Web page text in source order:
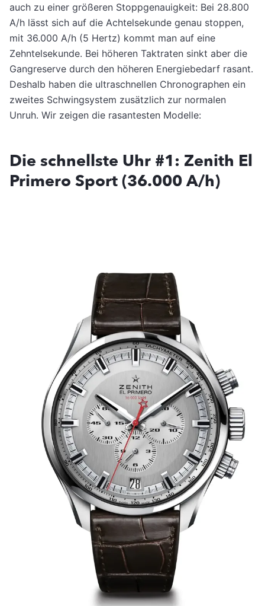
auch zu einer größeren Stoppgenauigkeit: Bei 28.800
A/h lässt sich auf die Achtelsekunde genau stoppen,
mit 36.000 A/h (5 Hertz) kommt man auf eine
Zehntelsekunde. Bei höheren Taktraten sinkt aber die
Gangreserve durch den höheren Energiebedarf rasant.
Deshalb haben die ultraschnellen Chronographen ein
zweites Schwingsystem zusätzlich zur normalen
Unruh. Wir zeigen die rasantesten Modelle:
Die schnellste Uhr #1: Zenith El
Primero Sport (36.000 A/h)